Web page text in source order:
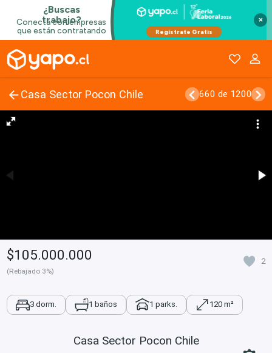
×
Casa Sector Pocon Chile 660 de 1200
$105.000.000
(Rebajado 3%)
2
3 dorm. 1 baños 1 parks. 120 m²
Casa Sector Pocon Chile